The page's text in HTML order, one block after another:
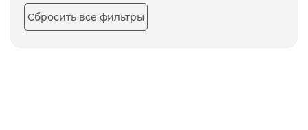
Сбросить все фильтры